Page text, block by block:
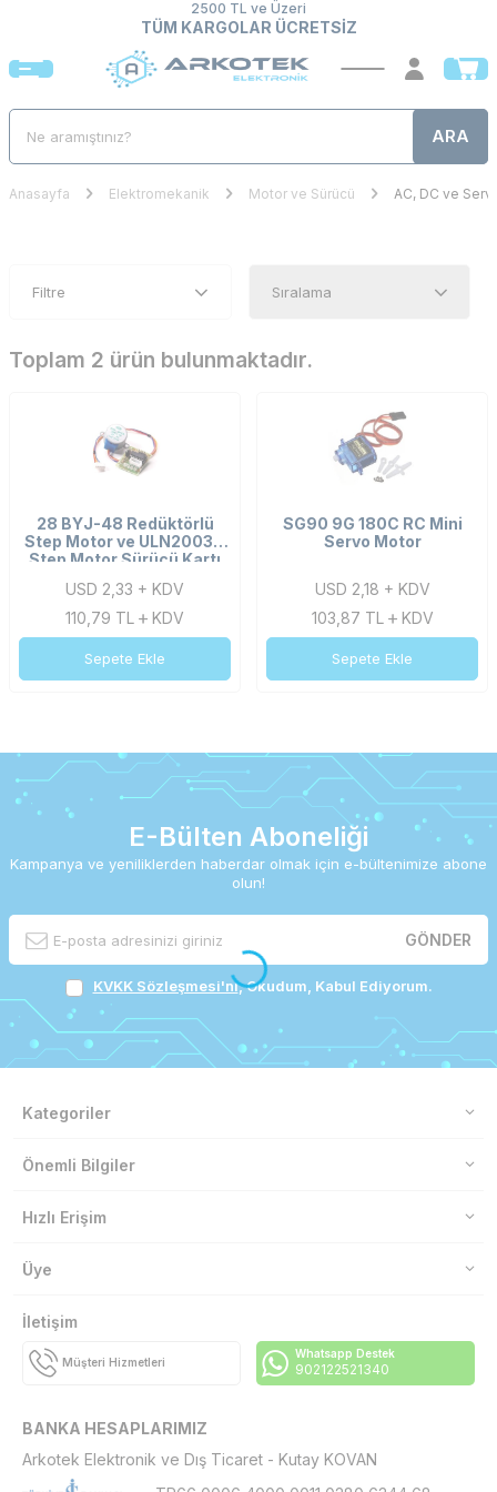
2500 TL ve Üzeri
TÜM KARGOLAR ÜCRETSİZ
ARA
Anasayfa Elektromekanik Motor ve Sürücü AC, DC ve
Filtre
Toplam 2 ürün bulunmaktadır.
28 BYJ-48 Redüktörlü
Step Motor ve ULN2003A
Step Motor Sürücü Kartı
USD 2,33 + KDV
110,79 TL KDV
Sepete Ekle
SG90 9G 180C RC Mini
Servo Motor
USD 2,18 + KDV
103,87 TL KDV
Sepete Ekle
E-Bülten Aboneliği
Kampanya ve yeniliklerden haberdar olmak için e-bültenimize abone
olun!
GÖNDER
KVKK Sözleşmesi'ni, Okudum, Kabul Ediyorum.
Kategoriler
Önemli Bilgiler
Hızlı Erişim
Üye
İletişim
Müşteri Hizmetleri
Whatsapp Destek
902122521340
BANKA HESAPLARIMIZ
Arkotek Elektronik ve Dış Ticaret - Kutay KOVAN